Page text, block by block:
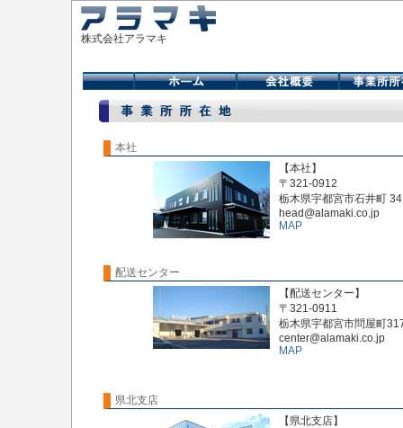
株式会社アラマキ
本社
【本社】
〒321-0912
栃木県宇都宮市石井町
head@alamaki.co.jp
MAP
配送センター
【配送センター】
〒321-0911
栃木県宇都宮市問屋町
center@alamaki.co.jp
MAP
県北支店
【県北支店】